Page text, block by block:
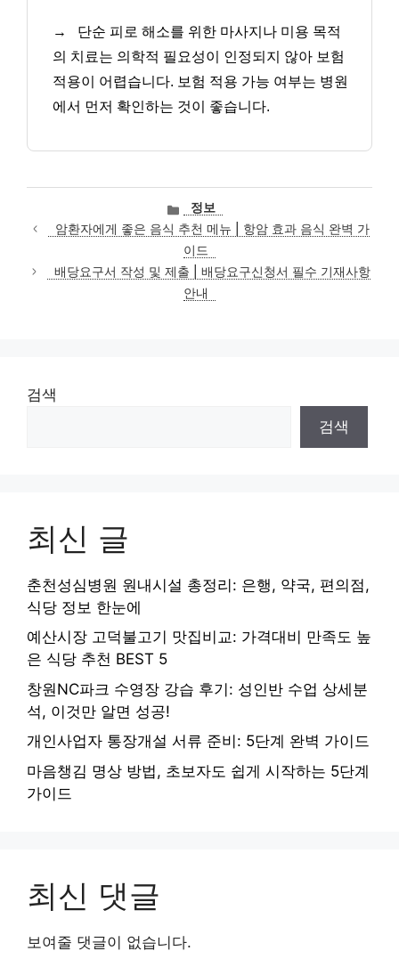
→
단순 피로 해소를 위한 마사지나 미용 목적
의 치료는 의학적 필요성이 인정되지 않아 보험
적용이 어렵습니다. 보험 적용 가능 여부는 병원
에서 먼저 확인하는 것이 좋습니다.
카
테
고
리
정보
암환자에게 좋은 음식 추천 메뉴 | 항암 효과 음식 완벽 가
이드
배당요구서 작성 및 제출 | 배당요구신청서 필수 기재사항
안내
검색
검색
최신 글
춘천성심병원 원내시설 총정리: 은행, 약국, 편의점,
식당 정보 한눈에
예산시장 고덕불고기 맛집비교: 가격대비 만족도 높
은 식당 추천 BEST 5
창원NC파크 수영장 강습 후기: 성인반 수업 상세분
석, 이것만 알면 성공!
개인사업자 통장개설 서류 준비: 5단계 완벽 가이드
마음챙김 명상 방법, 초보자도 쉽게 시작하는 5단계
가이드
최신 댓글
보여줄 댓글이 없습니다.